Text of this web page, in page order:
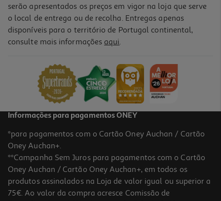
Toalha Praia Estampada Actuel 350g 90x160cm Modelos Sortidos
Price reduced from
10,00 €
-43%
serão apresentados os preços em vigor na loja que serve
o local de entrega ou de recolha. Entregas apenas
disponíveis para o território de Portugal continental,
consulte mais informações aqui.
Informações para pagamentos ONEY
*para pagamentos com o Cartão Oney Auchan / Cartão
Oney Auchan+.
**Campanha Sem Juros para pagamentos com o Cartão
Oney Auchan / Cartão Oney Auchan+, em todos os
produtos assinalados na Loja de valor igual ou superior a
75€. Ao valor da compra acresce Comissão de